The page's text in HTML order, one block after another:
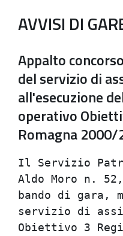
AVVISI DI
Appalto
del servizio di
all'esecuzione
operativo
Romagna 2000/
Il Servizio
Aldo Moro
bando di
servizio di
Obiettivo